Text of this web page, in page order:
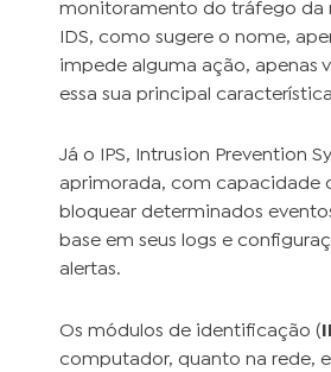
monitoramento do tráfego da
IDS, como sugere o nome,
impede alguma ação, apenas
essa sua principal
Já o IPS, Intrusion Prevention
aprimorada, com capacidade
bloquear determinados
base em seus logs e
alertas.
Os módulos de identificação (
computador, quanto na rede,